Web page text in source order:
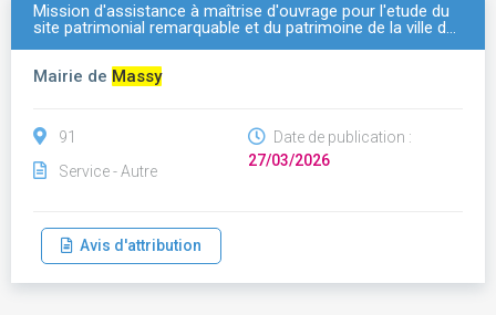
Mission d'assistance à maîtrise d'ouvrage pour l'etude du
site patrimonial remarquable et du patrimoine de la ville d…
Mairie de Massy
91
Service - Autre
Date de publication :
27/03/2026
Avis d'attribution